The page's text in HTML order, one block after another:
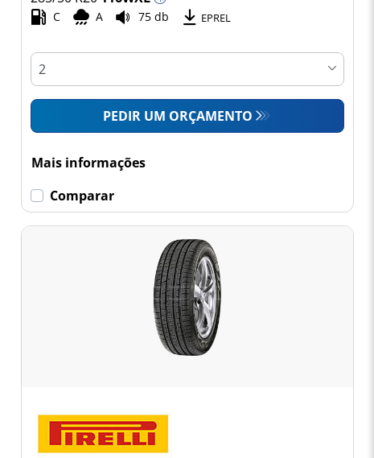
C A 75 db EPREL
PEDIR UM ORÇAMENTO
Mais informações
Comparar